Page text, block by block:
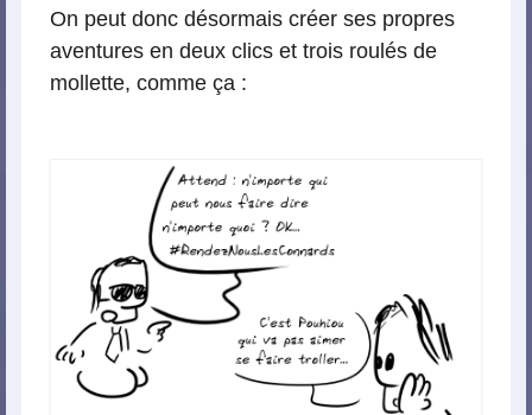
On peut donc désormais créer ses propres
aventures en deux clics et trois roulés de
mollette, comme ça :